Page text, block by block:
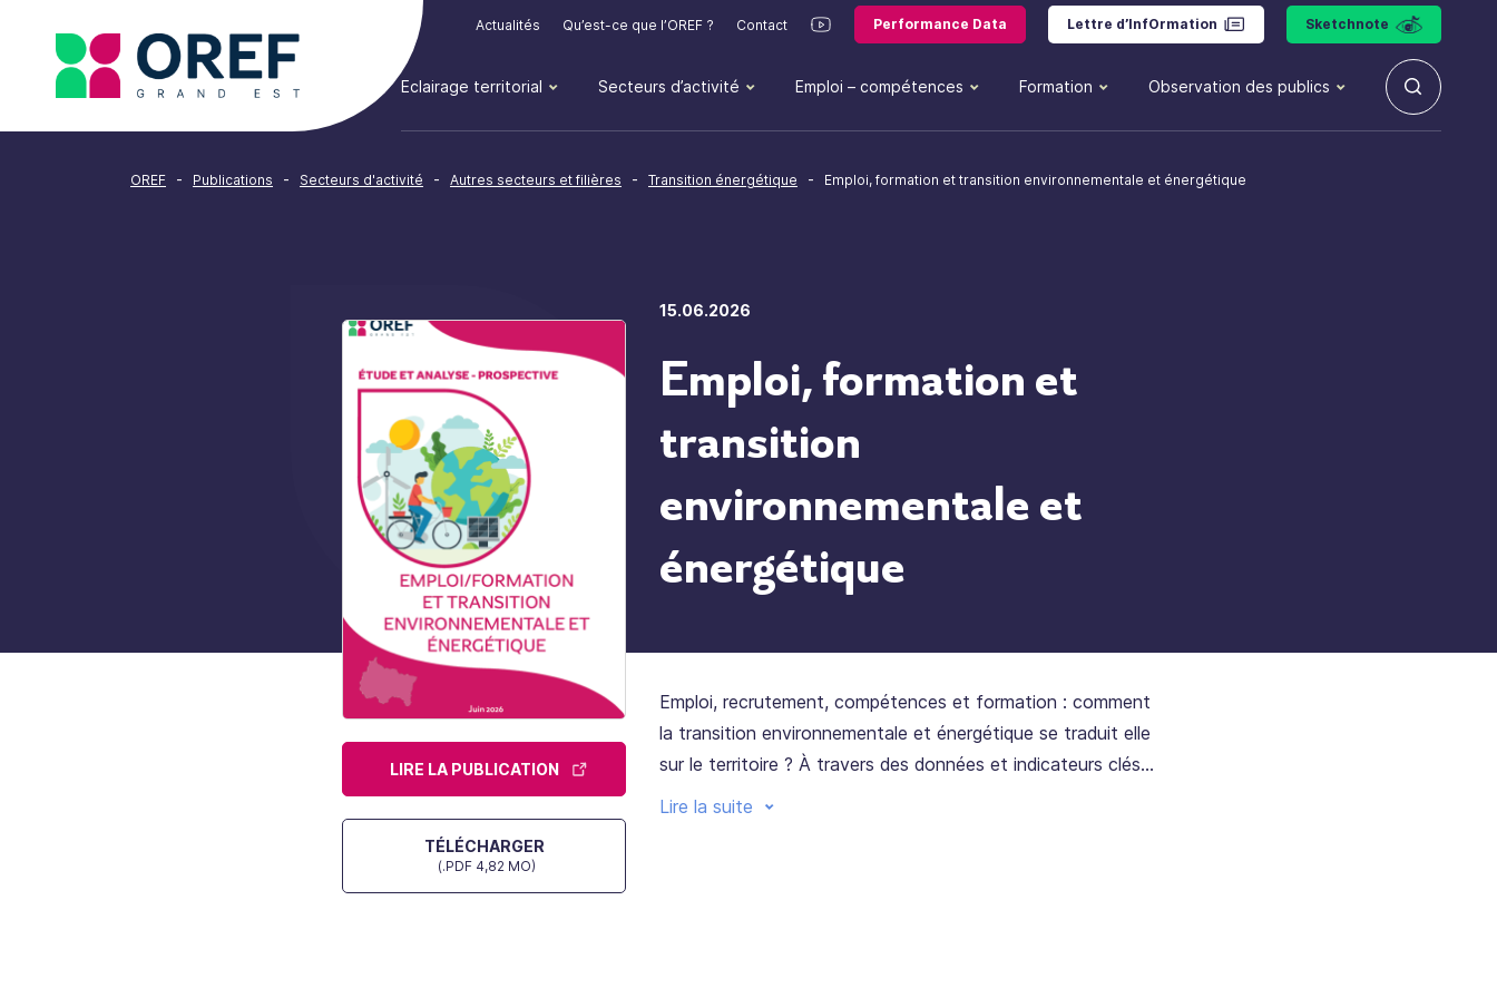
Actualités Qu’est-ce que l’OREF ? Contact Performance Data Lettre d’InfOrmation Sketchnote
Eclairage territorial Secteurs d’activité Emploi – compétences Formation Observation des publics
OREF - Publications - Secteurs d'activité - Autres secteurs et filières - Transition énergétique - Emploi, formation et transition environnementale et énergétique
15.06.2026
Emploi, formation et
transition
environnementale et
énergétique
LIRE LA PUBLICATION
TÉLÉCHARGER
(.PDF 4,82 MO)
Emploi, recrutement, compétences et formation : comment
la transition environnementale et énergétique se traduit elle
sur le territoire ? À travers des données et indicateurs clés,
ce document propose un panorama des métiers concernés,
Lire la suite